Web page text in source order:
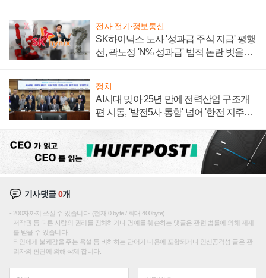
전자·전기·정보통신
SK하이닉스 노사 '성과급 주식 지급' 평행
선, 곽노정 'N% 성과급' 법적 논란 벗을지
정치
AI시대 맞아 25년 만에 전력산업 구조개
편 시동, '발전5사 통합' 넘어 '한전 지주사'
기사댓글0개
200자까지 쓰실 수 있습니다. (현재 0 byte / 최대 400byte)
저작권 등 다른 사람의 권리를 침해하거나 명예를 훼손하는 댓글은 관련 법률에 의해 제재
를 받을 수 있습니다.
타인에게 불쾌감을 주는 욕설 등 비하하는 단어가 내용에 포함되거나 인신공격성 글은 관
리자의 판단에 의해 삭제 합니다.